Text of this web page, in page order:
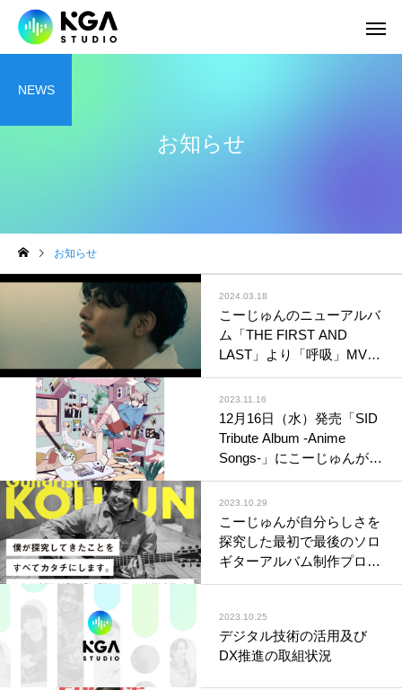
アドリブ ブルー
お知らせ
NEWS
お知らせ
2024.03.18
こーじゅんのニューアルバ
ム「THE FIRST AND
LAST」より「呼吸」MV公
開
2023.11.16
12月16日（水）発売「SID
Tribute Album -Anime
Songs-」にこーじゅんがア
コースティックギターで参
加
2023.10.29
こーじゅんが自分らしさを
探究した最初で最後のソロ
ギターアルバム制作プロジ
ェクト（クラウドファンデ
2023.10.25
デジタル技術の活用及び
DX推進の取組状況